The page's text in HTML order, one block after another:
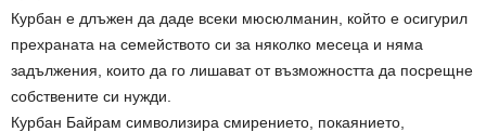
Курбан е длъжен да даде всеки мюсюлманин, който е осигурил
прехраната на семейството си за няколко месеца и няма
задължения, които да го лишават от възможността да посрещне
собствените си нужди.
Курбан Байрам символизира смирението, покаянието,